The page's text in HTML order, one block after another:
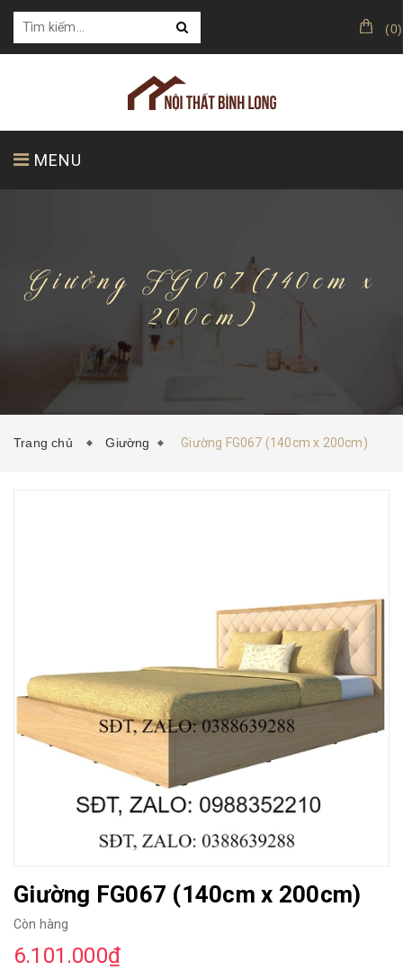
(0)
MENU
KHÁCH HÀNG CỦA CHÚNG TÔI
HƯỚNG DẪN MUA HÀNG
Giường FG067 (140cm x
200cm)
Trang chủ Giường Giường FG067 (140cm x 200cm)
Giường FG067 (140cm x 200cm)
Còn hàng
6.101.000₫